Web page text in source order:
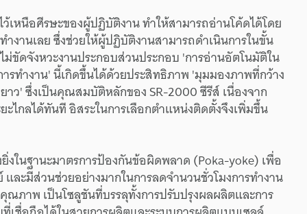
เหนือศีรษะของผู้ปฏิบัติงาน ทำให้สามารถอ่านโค้ดได้โดย
งานเลย ซึ่งช่วยให้ผู้ปฏิบัติงานสามารถดำเนินการในขั้น
ขัดจังหวะงานประกอบส่วนประกอบ 'การอ่านอัตโนมัติใน
รทำงาน' นี้เกิดขึ้นได้ด้วยประสิทธิภาพ 'มุมมองภาพที่กว้าง
าว' ซึ่งเป็นคุณสมบัติหลักของ SR-2000 ซีรีส์ เนื่องจาก
ไกลได้ทันที อิสระในการเลือกตำแหน่งติดตั้งจึงเพิ่มขึ้น
งในฐานะมาตรการป้องกันข้อผิดพลาด (Poka-yoke) เพื่อ
ะมีส่วนช่วยอย่างมากในการลดจำนวนชั่วโมงการทำงาน
ณภาพ เป็นโซลูชันที่บรรลุทั้งการปรับปรุงผลผลิตและการ